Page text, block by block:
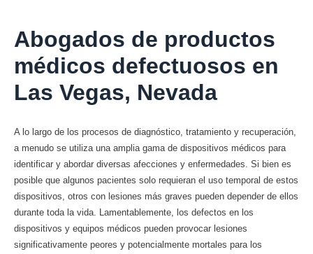
Abogados de productos
médicos defectuosos en
Las Vegas, Nevada
A lo largo de los procesos de diagnóstico, tratamiento y recuperación,
a menudo se utiliza una amplia gama de dispositivos médicos para
identificar y abordar diversas afecciones y enfermedades. Si bien es
posible que algunos pacientes solo requieran el uso temporal de estos
dispositivos, otros con lesiones más graves pueden depender de ellos
durante toda la vida. Lamentablemente, los defectos en los
dispositivos y equipos médicos pueden provocar lesiones
significativamente peores y potencialmente mortales para los